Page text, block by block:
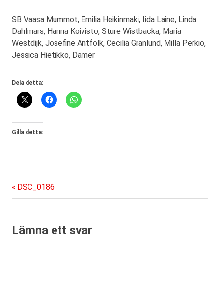
SB Vaasa Mummot, Emilia Heikinmaki, Iida Laine, Linda
Dahlmars, Hanna Koivisto, Sture Wistbacka, Maria
Westdijk, Josefine Antfolk, Cecilia Granlund, Milla Perkiö,
Jessica Hietikko, Damer
Dela detta:
Gilla detta:
Inläggsnavigering
Föregående
inlägg:
DSC_0186
Lämna ett svar